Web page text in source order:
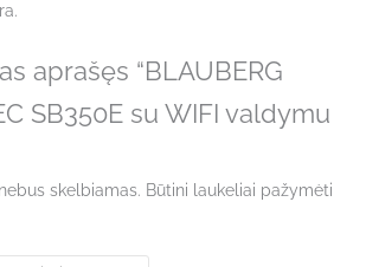
aprašęs “BLAUBERG
SB350E su WIFI valdymu
skelbiamas. Būtini laukeliai pažymėti